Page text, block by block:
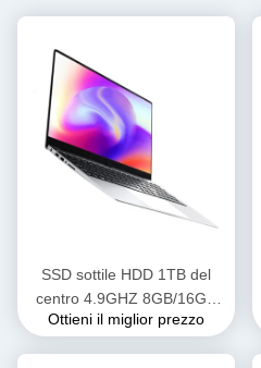
SSD sottile HDD 1TB del
centro 4.9GHZ 8GB/16GB
RAM 256GB del quadrato
Ottieni il miglior prezzo